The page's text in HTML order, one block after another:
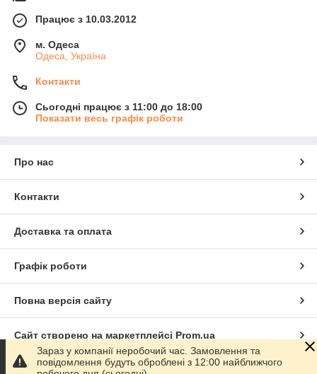
Працює з 10.03.2012
м. Одеса
Одеса, Україна
Контакти
Сьогодні працює з 11:00 до 18:00
Показати весь графік роботи
Про нас
Контакти
Доставка та оплата
Графік роботи
Повна версія сайту
Сайт створено на маркетплейсі Prom.ua
Політика конфіденційності
Зараз у компанії неробочий час. Замовлення та
повідомлення будуть оброблені з 12:00 найближчого